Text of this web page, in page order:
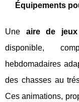
Équipements
Une aire de
disponible,
hebdomadaires
des chasses au
Ces animations,